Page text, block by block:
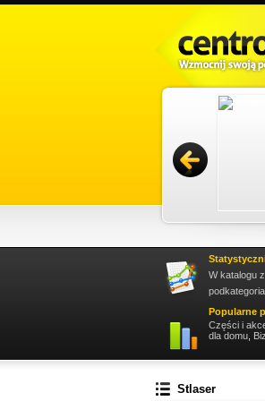
trzeba zareklamować się w sieci. Jest to
i docierać z propozycjami do wielkiego
W katalogu
Popularne
Części i
dla domu
Stlaser